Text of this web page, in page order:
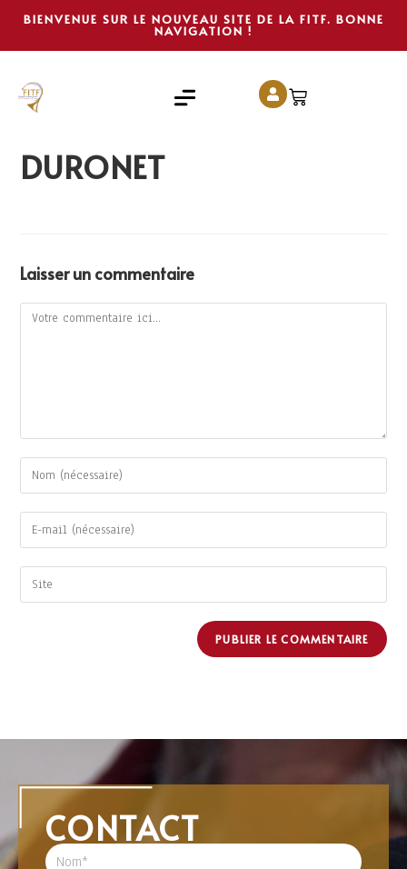
BIENVENUE SUR LE NOUVEAU SITE DE LA FITF. BONNE
NAVIGATION !
DURONET
Laisser un commentaire
CONTACT